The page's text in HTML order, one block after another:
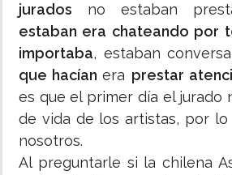
jurados no estaban
estaban era chateando por
importaba, estaban
que hacíanera prestar
es que el primer día el jurado
de vida de los artistas, por
nosotros.
Al preguntarle si la chilena